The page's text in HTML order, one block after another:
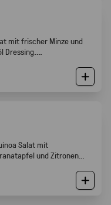
mit frischer Minze und
Dressing.
Salat mit
und Zitronen